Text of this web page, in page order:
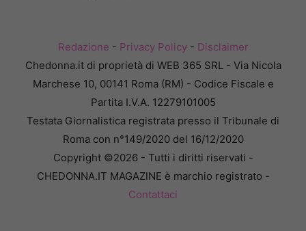
Redazione - Privacy Policy- Disclaimer
Chedonna.it di proprietà di WEB 365 SRL - Via Nicola
Marchese 10, 00141 Roma (RM) - Codice Fiscale e
Partita I.V.A. 12279101005
Testata Giornalistica registrata presso il Tribunale di
Roma con n°149/2020 del 16/12/2020
Copyright ©2026 - Tutti i diritti riservati -
CHEDONNA.IT MAGAZINE è marchio registrato -
Contattaci